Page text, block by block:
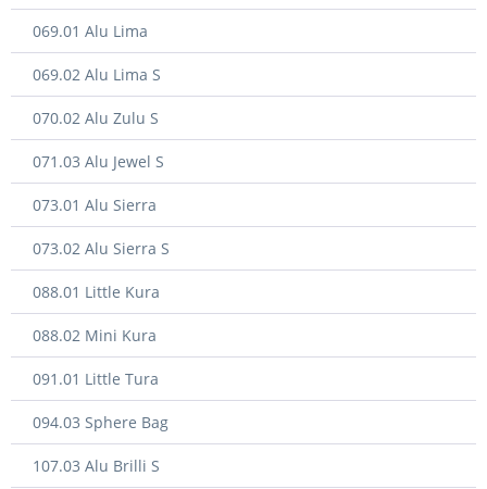
069.01 Alu Lima
069.02 Alu Lima S
070.02 Alu Zulu S
071.03 Alu Jewel S
073.01 Alu Sierra
073.02 Alu Sierra S
088.01 Little Kura
088.02 Mini Kura
091.01 Little Tura
094.03 Sphere Bag
107.03 Alu Brilli S